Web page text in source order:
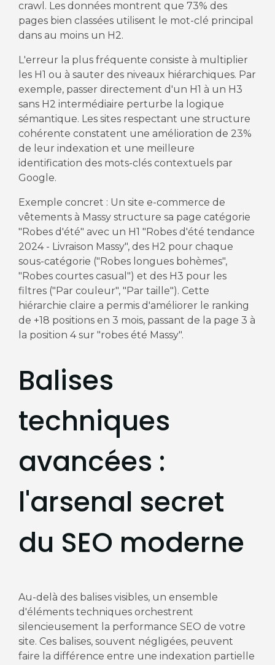
crawl. Les données montrent que 73% des
pages bien classées utilisent le mot-clé principal
dans au moins un H2.
L'erreur la plus fréquente consiste à multiplier
les H1 ou à sauter des niveaux hiérarchiques. Par
exemple, passer directement d'un H1 à un H3
sans H2 intermédiaire perturbe la logique
sémantique. Les sites respectant une structure
cohérente constatent une amélioration de 23%
de leur indexation et une meilleure
identification des mots-clés contextuels par
Google.
Exemple concret : Un site e-commerce de
vêtements à Massy structure sa page catégorie
"Robes d'été" avec un H1 "Robes d'été tendance
2024 - Livraison Massy", des H2 pour chaque
sous-catégorie ("Robes longues bohèmes",
"Robes courtes casual") et des H3 pour les
filtres ("Par couleur", "Par taille"). Cette
hiérarchie claire a permis d'améliorer le ranking
de +18 positions en 3 mois, passant de la page 3 à
la position 4 sur "robes été Massy".
Balises
techniques
avancées :
l'arsenal secret
du SEO moderne
Au-delà des balises visibles, un ensemble
d'éléments techniques orchestrent
silencieusement la performance SEO de votre
site. Ces balises, souvent négligées, peuvent
faire la différence entre une indexation partielle